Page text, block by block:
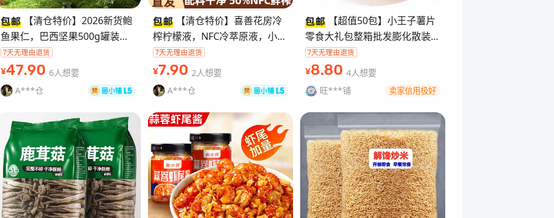
【清仓特价】2026新货鲍
鱼果仁，巴西坚果500g罐装，
富硒 原味，配料只有果仁，干
净健康。低温慢烘，非油炸，营
¥47.90 6人想要
A***仓
【清仓特价】喜善花房冷
榨柠檬液，NFC冷萃原液，小青
柠口味， 0脂肪0添加，配料就4
样，低聚果糖、维C，喝着放
心。一包3
¥7.90 2人想要
A***仓
【超值50包】小王子薯片
零食大礼包整箱批发膨化散装宿
舍食品 【温馨提示】
↓↓↓↓↓↓↓↓↓↓↓↓↓↓
【保障】：本店是闲
¥8.80 4人想要
旺***铺
卖家信用极好